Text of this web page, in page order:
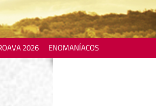
2026 ENOMANÍACOS